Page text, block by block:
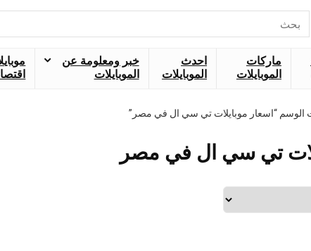
عن:
ماركات
الموبايلات
احدث
الموبايلات
خبر ومعلومة عن
الموبايلات
الوسم “اسعار موبايلات تي سي ال في مصر”
تي سي ال في مصر